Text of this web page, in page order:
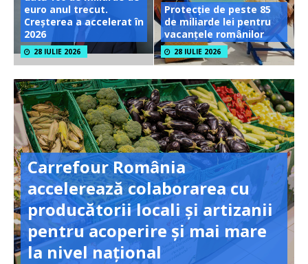
euro anul trecut.
Creșterea a accelerat în
2026
28 IULIE 2026
Protecție de peste 85
de miliarde lei pentru
vacanțele românilor
28 IULIE 2026
Carrefour România
accelerează colaborarea cu
producătorii locali și artizanii
pentru acoperire și mai mare
la nivel național